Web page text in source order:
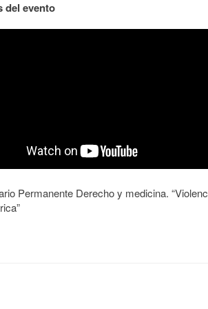
del evento
Permanente Derecho y medicina.